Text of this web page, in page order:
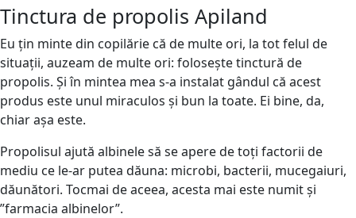
Tinctura de propolis Apiland
Eu țin minte din copilărie că de multe ori, la tot felul de
situații, auzeam de multe ori: folosește tinctură de
propolis. Și în mintea mea s-a instalat gândul că acest
produs este unul miraculos și bun la toate. Ei bine, da,
chiar așa este.
Propolisul ajută albinele să se apere de toți factorii de
mediu ce le-ar putea dăuna: microbi, bacterii, mucegaiuri,
dăunători. Tocmai de aceea, acesta mai este numit și
”farmacia albinelor”.